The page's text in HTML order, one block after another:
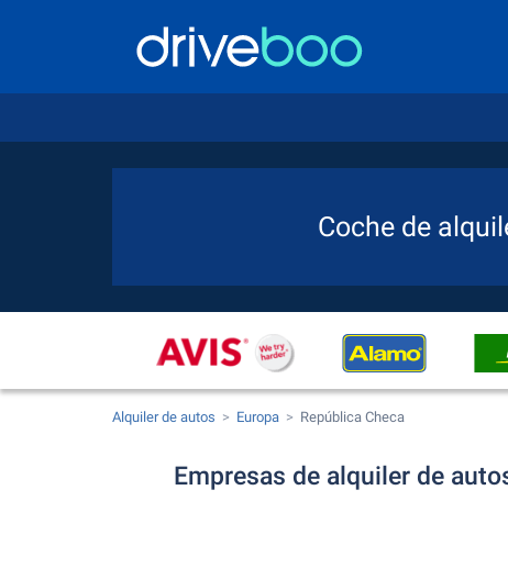
Coche de
Alquiler de autos Europa República Checa
Empresas de alquiler de